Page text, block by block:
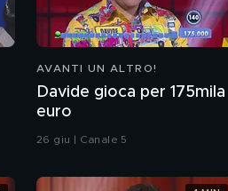
AVANTI UN ALTRO!
Davide gioca per 175mila
euro
26 giu | Canale 5